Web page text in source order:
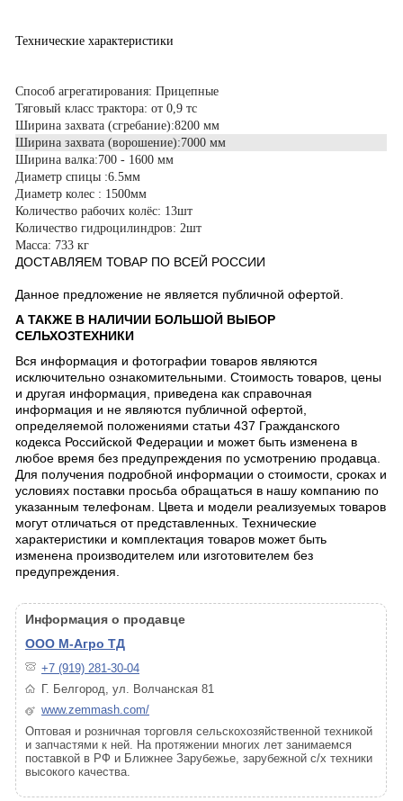
Технические характеристики
Споcоб агрегатирования: Прицепные
Тяговый класс трактора: от 0,9 тс
Ширина захвата (сгребание):8200 мм
Ширина захвата (ворошение):7000 мм
Ширина валка:700 - 1600 мм
Диаметр спицы :6.5мм
Диаметр колес : 1500мм
Количество рабочих колёс: 13шт
Количество гидроцилиндров: 2шт
Масса: 733 кг
ДОСТАВЛЯЕМ ТОВАР ПО ВСЕЙ РОССИИ
Данное предложение не является публичной офертой.
А ТАКЖЕ В НАЛИЧИИ БОЛЬШОЙ ВЫБОР
СЕЛЬХОЗТЕХНИКИ
Вся информация и фотографии товаров являются
исключительно ознакомительными. Стоимость товаров, цены
и другая информация, приведена как справочная
информация и не являются публичной офертой,
определяемой положениями статьи 437 Гражданского
кодекса Российской Федерации и может быть изменена в
любое время без предупреждения по усмотрению продавца.
Для получения подробной информации о стоимости, сроках и
условиях поставки просьба обращаться в нашу компанию по
указанным телефонам. Цвета и модели реализуемых товаров
могут отличаться от представленных. Технические
характеристики и комплектация товаров может быть
изменена производителем или изготовителем без
предупреждения.
Информация о продавце
ООО М-Агро ТД
+7 (919) 281-30-04
Г. Белгород, ул. Волчанская 81
www.zemmash.com/
Оптовая и розничная торговля сельскохозяйственной техникой
и запчастями к ней. На протяжении многих лет занимаемся
поставкой в РФ и Ближнее Зарубежье, зарубежной с/х техники
высокого качества.